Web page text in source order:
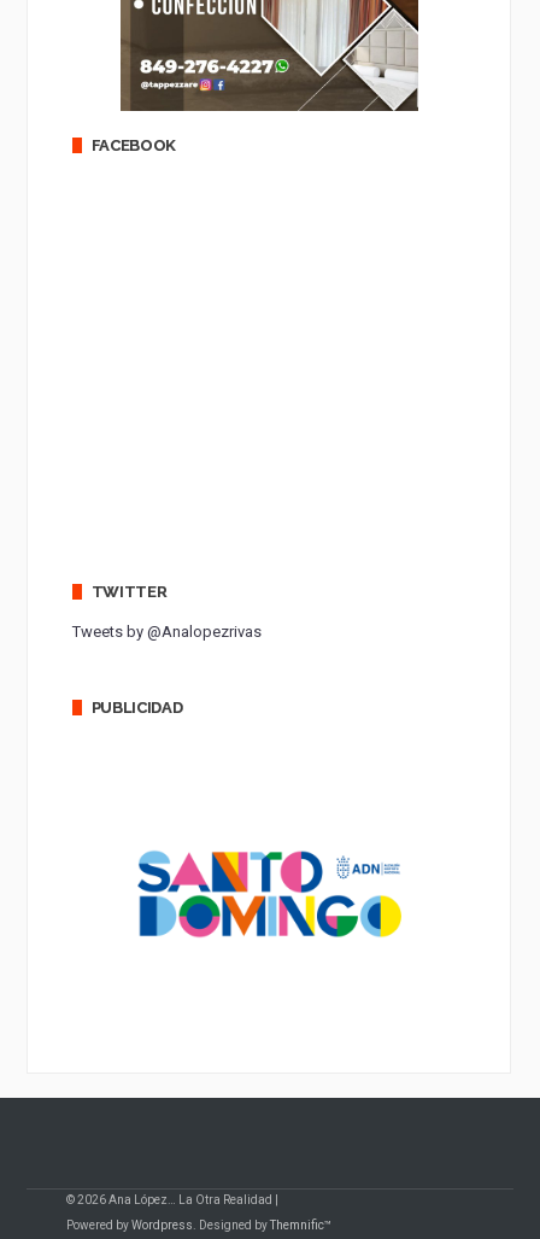
FACEBOOK
TWITTER
Tweets by @Analopezrivas
PUBLICIDAD
© 2026 Ana López… La Otra Realidad |
Powered byWordpress. Designed byThemnific™